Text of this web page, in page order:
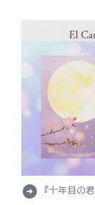
arrow_circle_right 『十年目の君